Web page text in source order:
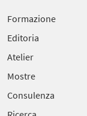
Formazione
Editoria
Atelier
Mostre
Consulenza